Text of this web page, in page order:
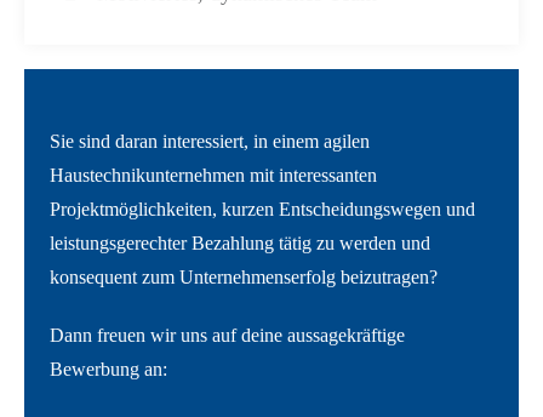
Sie sind daran interessiert, in einem agilen
Haustechnikunternehmen mit interessanten
Projektmöglichkeiten, kurzen Entscheidungswegen und
leistungsgerechter Bezahlung tätig zu werden und
konsequent zum Unternehmenserfolg beizutragen?
Dann freuen wir uns auf deine aussagekräftige
Bewerbung an: